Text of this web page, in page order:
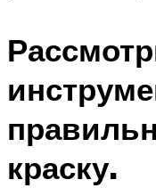
краску.